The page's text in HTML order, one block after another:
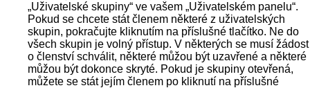
„Uživatelské skupiny“ ve vašem „Uživatelském panelu“.
Pokud se chcete stát členem některé z uživatelských
skupin, pokračujte kliknutím na příslušné tlačítko. Ne do
všech skupin je volný přístup. V některých se musí žádost
o členství schválit, některé můžou být uzavřené a některé
můžou být dokonce skryté. Pokud je skupiny otevřená,
můžete se stát jejím členem po kliknutí na příslušné